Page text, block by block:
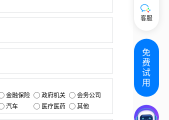
金融保险 政府机关
会务公司
汽车 医疗医药 其他
客服
免
费
试
用